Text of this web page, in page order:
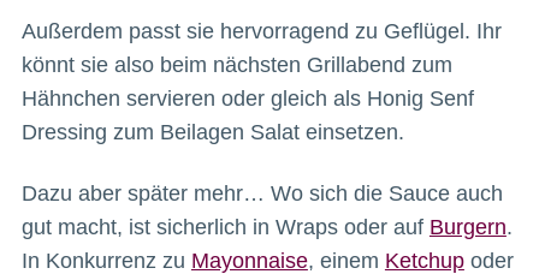
Außerdem passt sie hervorragend zu Geflügel. Ihr
könnt sie also beim nächsten Grillabend zum
Hähnchen servieren oder gleich als Honig Senf
Dressing zum Beilagen Salat einsetzen.
Dazu aber später mehr… Wo sich die Sauce auch
gut macht, ist sicherlich in Wraps oder auf Burgern.
In Konkurrenz zu Mayonnaise, einem Ketchupoder